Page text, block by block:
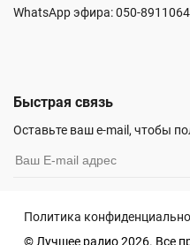
WhatsApp эфира:050-8911064
Быстрая связь
Оставьте ваш e-mail, чтобы
Политика
© Лучшее радио 2026. Все